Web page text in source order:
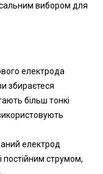
вибором для
електрода
збираєтеся
більш тонкі
електрод
постійним струмом,